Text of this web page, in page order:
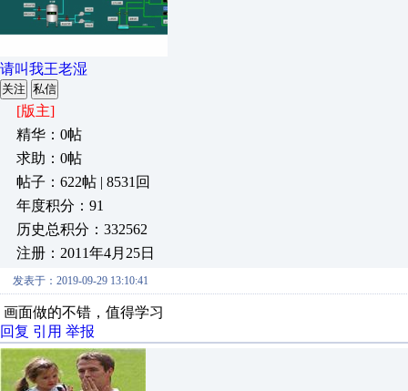
请叫我王老湿
关注 私信
[版主]
精华：0帖
求助：0帖
帖子：622帖 | 8531回
年度积分：91
历史总积分：332562
注册：2011年4月25日
发表于：2019-09-29 13:10:41
画面做的不错，值得学习
回复 引用 举报